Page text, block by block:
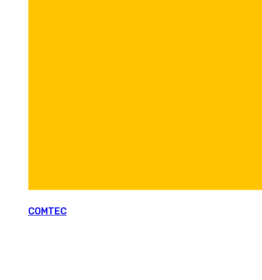
COMTEC